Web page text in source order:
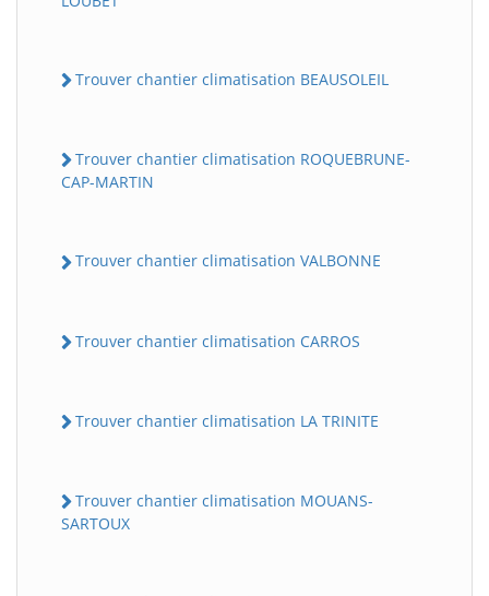
Trouver chantier climatisation BEAUSOLEIL
Trouver chantier climatisation ROQUEBRUNE-
CAP-MARTIN
Trouver chantier climatisation VALBONNE
Trouver chantier climatisation CARROS
Trouver chantier climatisation LA TRINITE
Trouver chantier climatisation MOUANS-
SARTOUX